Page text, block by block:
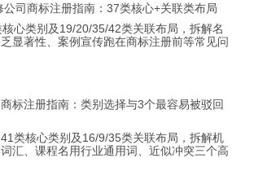
司商标注册指南：37类核心+关联类布局
心类别及19/20/35/42类关联布局，拆解名
显著性、案例宣传跑在商标注册前等常见问
标注册指南：类别选择与3个最容易被驳回
类核心类别及16/9/35类关联布局，拆解机
汇、课程名用行业通用词、近似冲突三个高